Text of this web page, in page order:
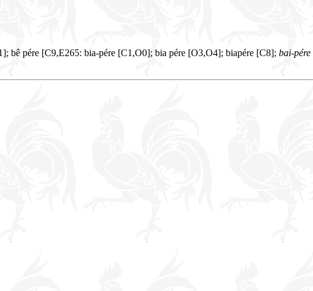
bê pére [C9,E265: bia-pére [C1,O0]; bia pére [O3,O4]; biapére [C8]; bai-pére